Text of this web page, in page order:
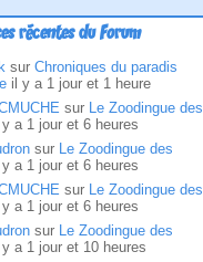
récentes du Forum
sur Chroniques du paradis
il y a 1 jour et 1 heure
sur Le Zoodingue des
y a 1 jour et 6 heures
sur Le Zoodingue des
y a 1 jour et 6 heures
sur Le Zoodingue des
y a 1 jour et 6 heures
sur Le Zoodingue des
y a 1 jour et 10 heures